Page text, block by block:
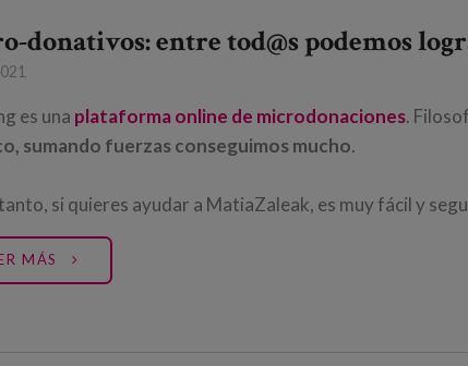
donativos: entre tod@s podemos
es una plataforma online de microdonaciones.
sumando fuerzas conseguimos mucho.
si quieres ayudar a MatiaZaleak, es muy fácil y
MÁS